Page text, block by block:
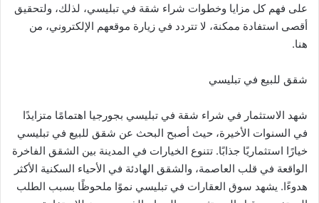
على فهم كل مزايا وخطوات شراء شقة في تبليسي، لذلك، ولتحقيق
أقصى استفادة ممكنة، لا تتردد في زيارة موقعهم الإلكتروني، من
هنا.
شقق للبيع في تبليسي
شهد الاستثمار في شراء شقة في تبليسي بجورجيا اهتمامًا متزايدًا
في السنوات الأخيرة، حيث أصبح البحث عن شقق للبيع في تبليسي
خيارًا استثماريًا جذابًا. تتنوع الخيارات في المدينة بين الشقق الفاخرة
الواقعة في قلب العاصمة، والشقق الهادئة في الأحياء السكنية الأكثر
هدوءًا. يشهد سوق العقارات في تبليسي نموًا ملحوظًا بسبب الطلب